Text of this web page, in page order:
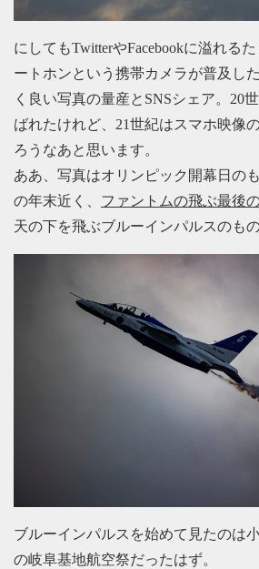
にしてもTwitterやFacebookに溢れる
ートホンという携帯カメラが普及し
く良い写真の量産とSNSシェア。20
ばれたけれど、21世紀はスマホ映像
ろうなあと思います。
ああ、写真はオリンピック開幕日の
の年末近く、 ファントムの飛ぶ最後
天の下を飛ぶブルーインパルスのもの
ブルーインパルスを始めて見たのは
の岐阜基地航空祭だったはず。